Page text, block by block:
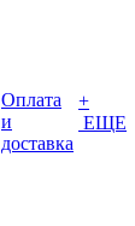
Оплата
и
доставка
+
ЕЩЕ